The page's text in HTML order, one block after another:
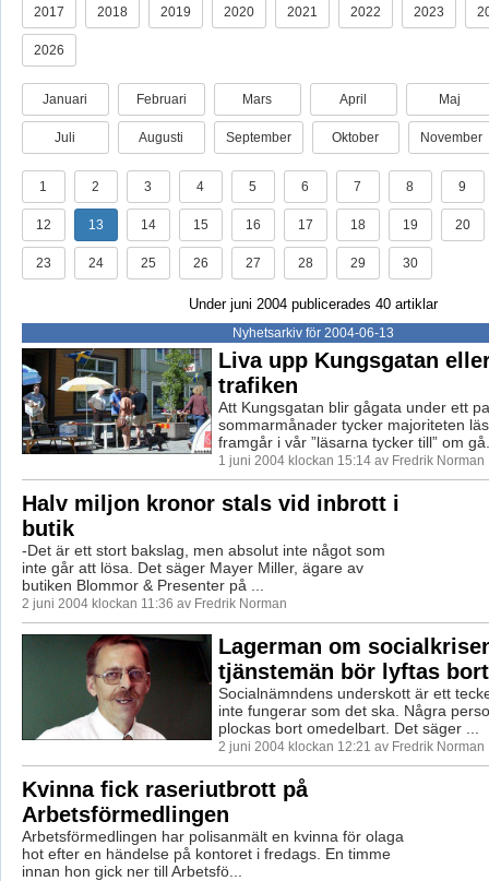
2017 2018 2019 2020 2021 2022 2023
2026
Januari Februari Mars April Maj
Juli Augusti September Oktober November
1 2 3 4 5 6 7 8 9
12 13 14 15 16 17 18 19 20
23 24 25 26 27 28 29 30
Under juni 2004 publicerades 40 artiklar
Nyhetsarkiv för 2004-06-13
Liva upp Kungsgatan
trafiken
Att Kungsgatan blir gågata under ett
sommarmånader tycker majoriteten
framgår i vår ”läsarna tycker till” om
1 juni 2004 klockan 15:14 av Fredrik Norman
Halv miljon kronor stals vid inbrott i
butik
-Det är ett stort bakslag, men absolut inte något som
inte går att lösa. Det säger Mayer Miller, ägare av
butiken Blommor & Presenter på ...
2 juni 2004 klockan 11:36 av Fredrik Norman
Lagerman om
tjänstemän bör lyftas bort
Socialnämndens underskott är ett
inte fungerar som det ska. Några
plockas bort omedelbart. Det säger ...
2 juni 2004 klockan 12:21 av Fredrik Norman
Kvinna fick raseriutbrott på
Arbetsförmedlingen
Arbetsförmedlingen har polisanmält en kvinna för olaga
hot efter en händelse på kontoret i fredags. En timme
innan hon gick ner till Arbetsfö...